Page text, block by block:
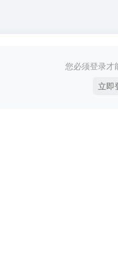
您必须登录才
立即